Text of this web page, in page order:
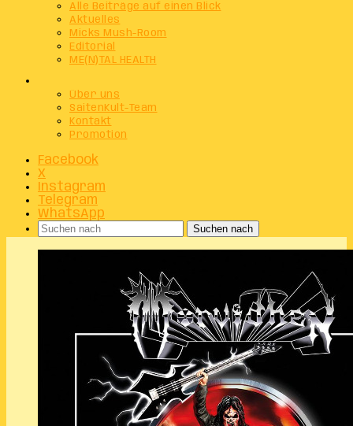
Alle Beiträge auf einen Blick
Aktuelles
Micks Mush-Room
Editorial
ME(N)TAL HEALTH
Über uns
SaitenKult-Team
Kontakt
Promotion
Facebook
X
Instagram
Telegram
WhatsApp
Suchen nach